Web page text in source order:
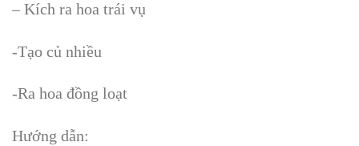
– Kích ra hoa trái vụ
-Tạo củ nhiều
-Ra hoa đồng loạt
Hướng dẫn: